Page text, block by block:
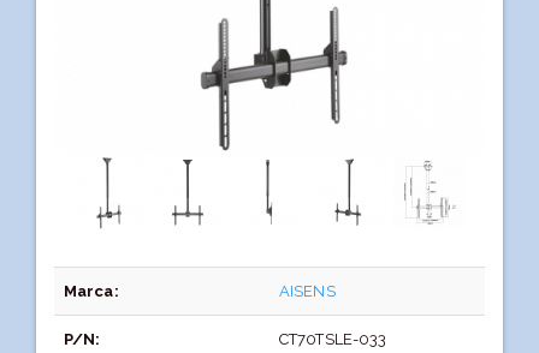
Marca: AISENS
P/N: CT70TSLE-033